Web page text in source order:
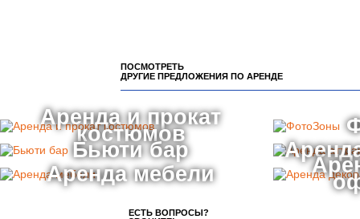
ПОСМОТРЕТЬ
ДРУГИЕ ПРЕДЛОЖЕНИЯ ПО АРЕНДЕ
Аренда и прокат
костюмов
Бьюти бар
Аренда мебели
ЕСТЬ ВОПРОСЫ?